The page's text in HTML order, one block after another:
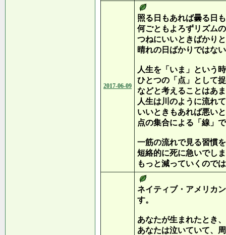
2017-06-09
照る日もあれば曇る日
何ごともよろずリズム
つねにいいときばかり
晴れの日ばかりではな
人生を「いま」という
ひとつの「点」として
などと考えることはあ
人生は川のように流れ
いいときもあれば悪い
点の集合による「線」
一筋の流れで見る習慣
短絡的に死に急いでし
もっと減っていくので
ネイティブ・アメリカ
す。
あなたが生まれたとき、
あなたは泣いていて、